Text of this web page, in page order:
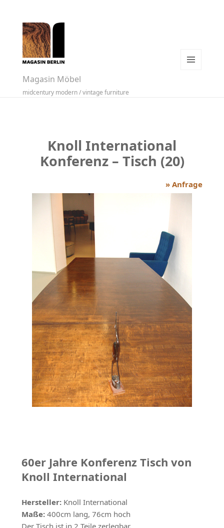
Magasin Möbel
midcentury modern / vintage furniture
Knoll International
Konferenz – Tisch (20)
» Anfrage
60er Jahre Konferenz Tisch von
Knoll International
Hersteller:Knoll International
Maße:400cm lang, 76cm hoch